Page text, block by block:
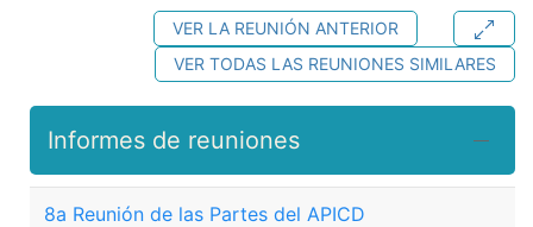
VER LA REUNIÓN ANTERIOR
VER TODAS LAS REUNIONES SIMILARES
Informes de reuniones
8a Reunión de las Partes del APICD